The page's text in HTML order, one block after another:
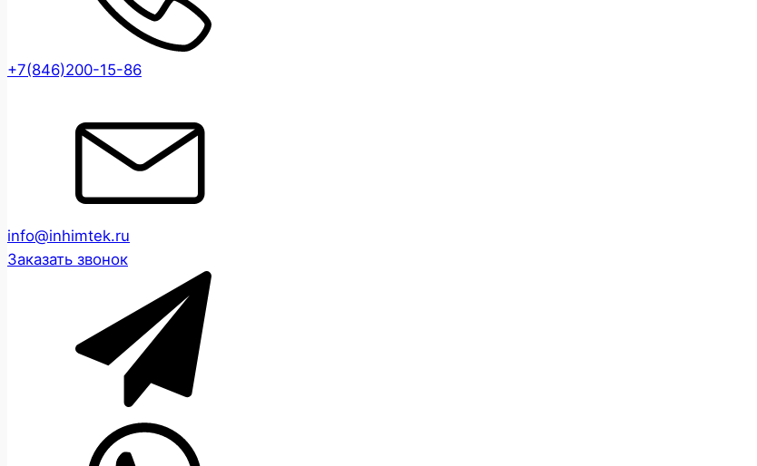
+7(846)200-15-86
info@inhimtek.ru
Заказать звонок